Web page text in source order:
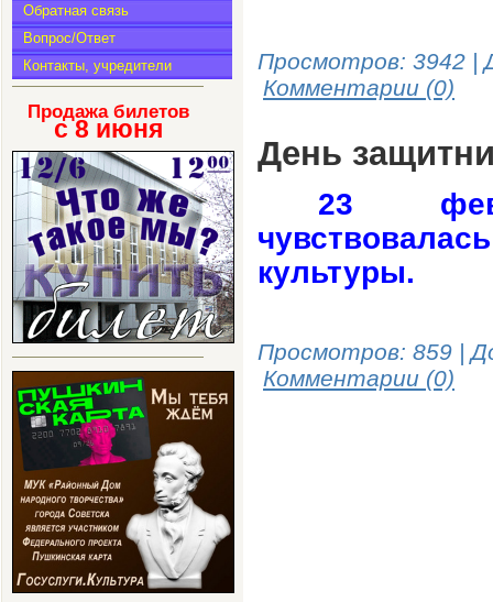
Обратная связь
Вопрос/Ответ
Контакты, учредители
Продажа билетов
с 8 июня
Просмотров: 3942 |
Комментарии (0)
День
23
культуры.
Просмотров: 859 |
Комментарии (0)